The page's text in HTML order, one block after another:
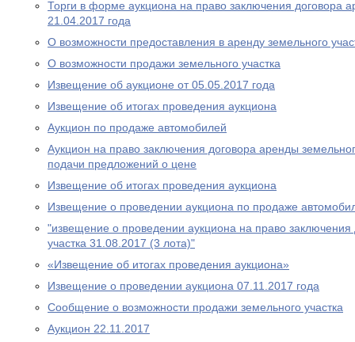
Торги в форме аукциона на право заключения договора
21.04.2017 года
О возможности предоставления в аренду земельного
О возможности продажи земельного участка
Извещение об аукционе от 05.05.2017 года
Извещение об итогах проведения аукциона
Аукцион по продаже автомобилей
Аукцион на право заключения договора аренды
подачи предложений о цене
Извещение об итогах проведения аукциона
Извещение о проведении аукциона по продаже
"извещение о проведении аукциона на право
участка 31.08.2017 (3 лота)"
«Извещение об итогах проведения аукциона»
Извещение о проведении аукциона 07.11.2017 года
Сообщение о возможности продажи земельного участка
Аукцион 22.11.2017